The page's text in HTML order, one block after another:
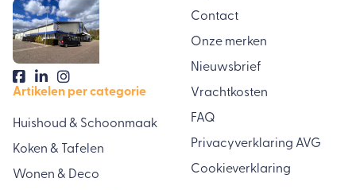
Artikelen per categorie
Huishoud & Schoonmaak
Koken & Tafelen
Wonen & Deco
Contact
Onze merken
Nieuwsbrief
Vrachtkosten
FAQ
Privacyverklaring AVG
Cookieverklaring